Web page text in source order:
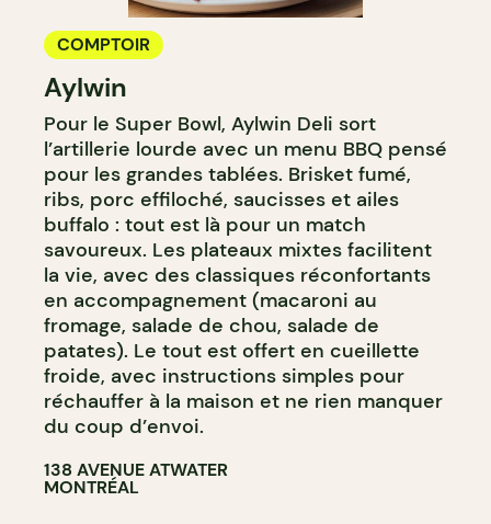
COMPTOIR
Aylwin
Pour le Super Bowl, Aylwin Deli sort
l’artillerie lourde avec un menu BBQ pensé
pour les grandes tablées. Brisket fumé,
ribs, porc effiloché, saucisses et ailes
buffalo : tout est là pour un match
savoureux. Les plateaux mixtes facilitent
la vie, avec des classiques réconfortants
en accompagnement (macaroni au
fromage, salade de chou, salade de
patates). Le tout est offert en cueillette
froide, avec instructions simples pour
réchauffer à la maison et ne rien manquer
du coup d’envoi.
138 AVENUE ATWATER
MONTRÉAL